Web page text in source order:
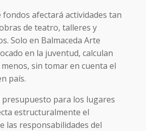
fondos afectará actividades tan
de teatro, talleres y
Solo en Balmaceda Arte
en la juventud, calculan
sin tomar en cuenta el
país.
presupuesto para los lugares
estructuralmente el
las responsabilidades del